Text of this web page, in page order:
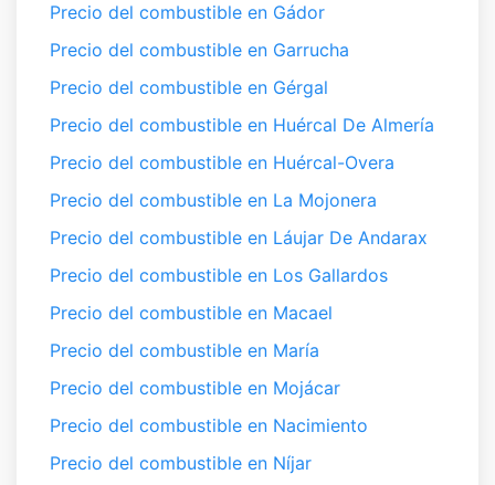
Precio del combustible en Gádor
Precio del combustible en Garrucha
Precio del combustible en Gérgal
Precio del combustible en Huércal De Almería
Precio del combustible en Huércal-Overa
Precio del combustible en La Mojonera
Precio del combustible en Láujar De Andarax
Precio del combustible en Los Gallardos
Precio del combustible en Macael
Precio del combustible en María
Precio del combustible en Mojácar
Precio del combustible en Nacimiento
Precio del combustible en Níjar